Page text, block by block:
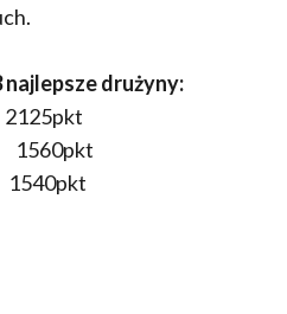
najlepsze drużyny:
1560pkt